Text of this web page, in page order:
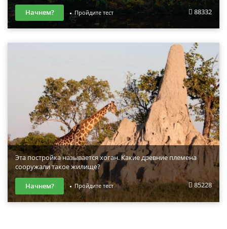
88332
Начнем? Пройдите тест
Эта постройка называется хоган. Какие древние племена
сооружали такое жилище?
85228
Начнем? Пройдите тест